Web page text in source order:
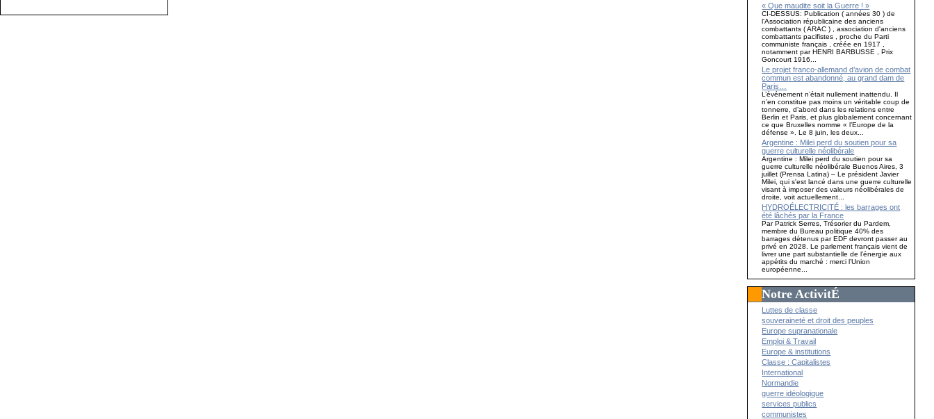
« Que maudite soit la Guerre ! »
CI-DESSUS: Publication ( années 30 ) de
l'Association républicaine des anciens
combattants ( ARAC ) , association d'anciens
combattants pacifistes , proche du Parti
communiste français , créée en 1917 ,
notamment par HENRI BARBUSSE , Prix
Goncourt 1916...
Le projet franco-allemand d’avion de combat
commun est abandonné, au grand dam de
Paris…
L’événement n’était nullement inattendu. Il
n’en constitue pas moins un véritable coup de
tonnerre, d’abord dans les relations entre
Berlin et Paris, et plus globalement concernant
ce que Bruxelles nomme « l’Europe de la
défense ». Le 8 juin, les deux...
Argentine : Milei perd du soutien pour sa
guerre culturelle néolibérale
Argentine : Milei perd du soutien pour sa
guerre culturelle néolibérale Buenos Aires, 3
juillet (Prensa Latina) – Le président Javier
Milei, qui s'est lancé dans une guerre culturelle
visant à imposer des valeurs néolibérales de
droite, voit actuellement...
HYDROÉLECTRICITÉ : les barrages ont
été lâchés par la France
Par Patrick Serres, Trésorier du Pardem,
membre du Bureau politique 40% des
barrages détenus par EDF devront passer au
privé en 2028. Le parlement français vient de
livrer une part substantielle de l’énergie aux
appétits du marché : merci l’Union
européenne...
Notre ActivitÉ
Luttes de classe
souveraineté et droit des peuples
Europe supranationale
Emploi & Travail
Europe & institutions
Classe : Capitalistes
International
Normandie
guerre idéologique
services publics
communistes